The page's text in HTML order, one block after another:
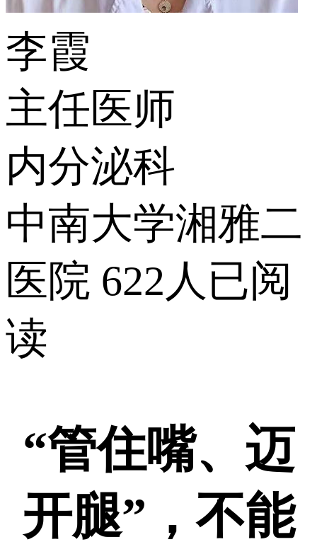
李霞
主任医师
内分泌科
中南大学湘雅二
医院 622人已阅
读
“管住嘴、迈
开腿”，不能